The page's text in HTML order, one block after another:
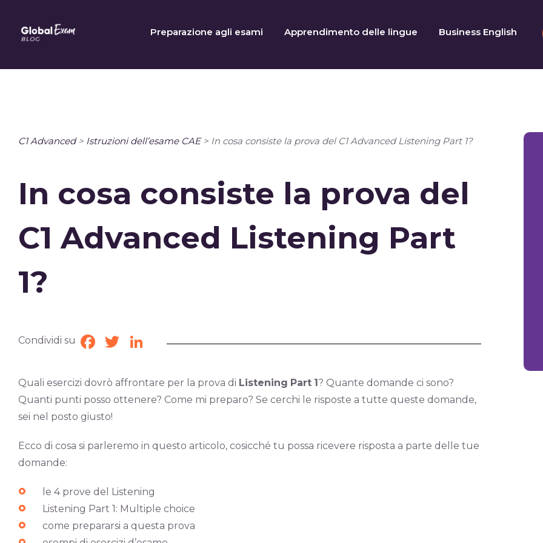
content
Preparazione agli esami Apprendimento delle lingue Business English
C1 Advanced> Istruzioni dell’esame CAE> In cosa consiste la prova del C1 Advanced Listening Part 1?
In cosa consiste la prova del
C1 Advanced Listening Part
1?
Condividi su Facebook
TwitterLinkedIn
Quali esercizi dovrò affrontare per la prova di Listening Part 1? Quante domande ci sono?
Quanti punti posso ottenere? Come mi preparo? Se cerchi le risposte a tutte queste domande,
sei nel posto giusto!
Ecco di cosa si parleremo in questo articolo, cosicché tu possa ricevere risposta a parte delle tue
domande:
le 4 prove del Listening
Listening Part 1: Multiple choice
come prepararsi a questa prova